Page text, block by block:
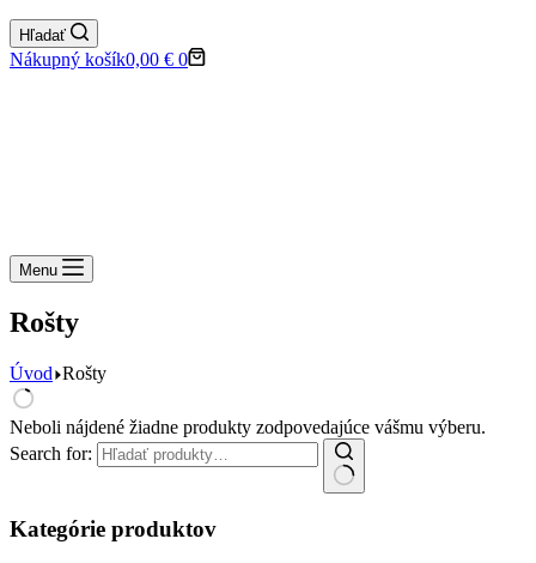
Hľadať
Nákupný košík0,00 € 0
Menu
Rošty
Úvod Rošty
Neboli nájdené žiadne produkty zodpovedajúce vášmu výberu.
Search for:
Kategórie produktov